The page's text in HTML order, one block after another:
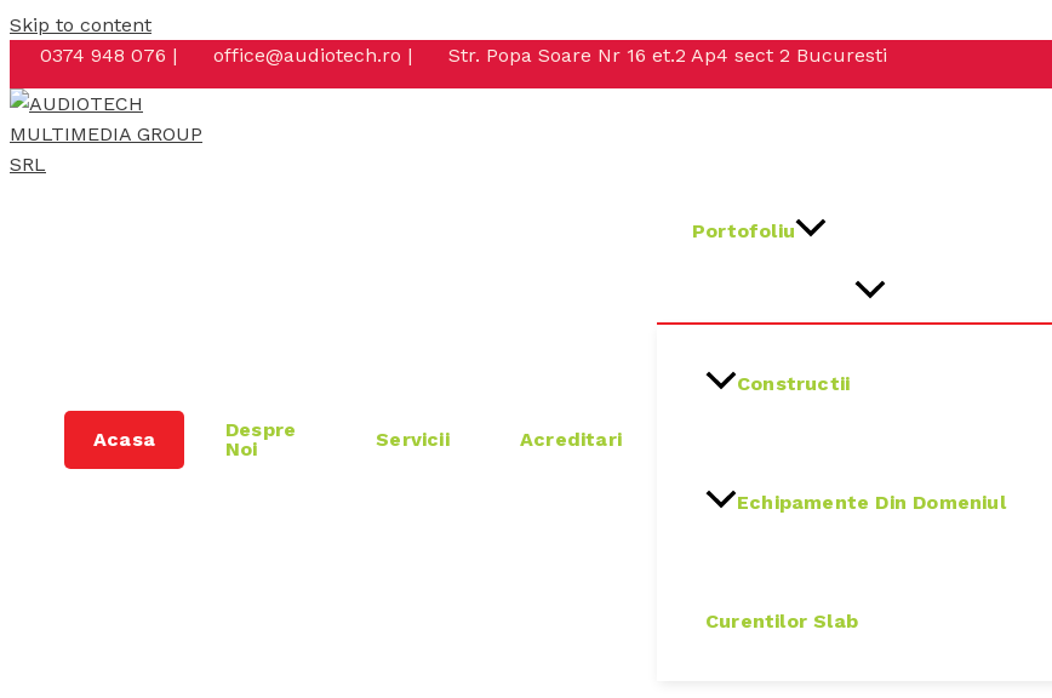
Skip to content
0374 948 076 |
office@audiotech.ro | Str. Popa Soare Nr 16 et.2 Ap4 sect 2 Bucuresti
Acasa
Despre
Noi
Servicii Acreditari
Portofoliu
Constructii
Echipamente Din Domeniul
Curentilor Slab